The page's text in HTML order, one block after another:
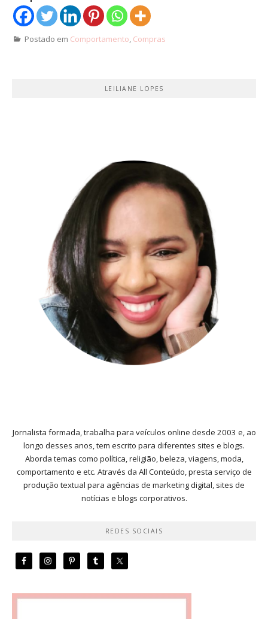
Postado em Comportamento Compras
LEILIANE LOPES
Jornalista formada, trabalha para veículos online desde 2003 e, ao
longo desses anos, tem escrito para diferentes sites e blogs.
Aborda temas como política, religião, beleza, viagens, moda,
comportamento e etc. Através da All Conteúdo, presta serviço de
produção textual para agências de marketing digital, sites de
notícias e blogs corporativos.
REDES SOCIAIS